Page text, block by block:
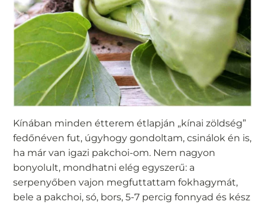
Kínában minden étterem étlapján „kínai zöldség”
fedőnéven fut, úgyhogy gondoltam, csinálok én is,
ha már van igazi pakchoi-om. Nem nagyon
bonyolult, mondhatni elég egyszerű: a
serpenyőben vajon megfuttattam fokhagymát,
bele a pakchoi, só, bors, 5-7 percig fonnyad és kész